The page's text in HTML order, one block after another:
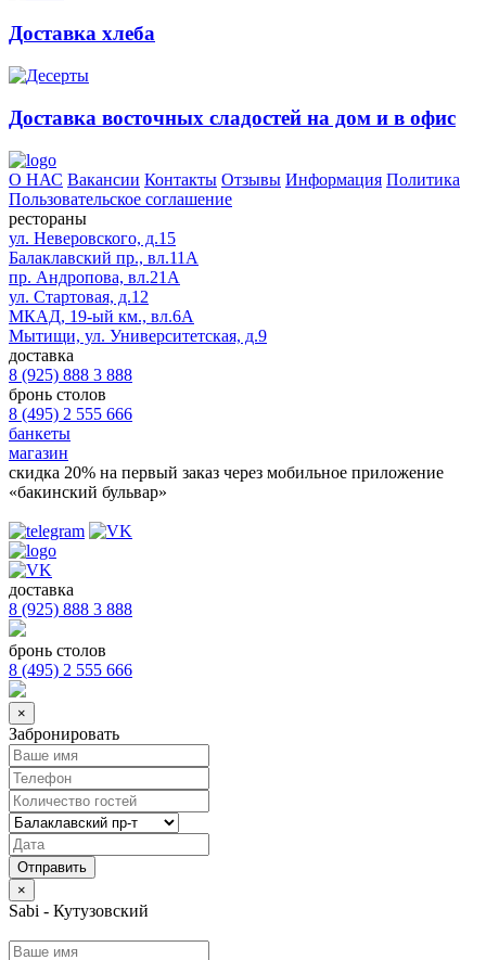
Доставка хлеба
Доставка восточных сладостей на дом и в офис
О НАС Вакансии Контакты Отзывы Информация Политика
Пользовательское соглашение
рестораны
ул. Неверовского, д.15
Балаклавский пр., вл.11А
пр. Андропова, вл.21А
ул. Стартовая, д.12
МКАД, 19-ый км., вл.6А
Мытищи, ул. Университетская, д.9
доставка
8 (925) 888 3 888
бронь столов
8 (495) 2 555 666
банкеты
магазин
скидка 20% на первый заказ через мобильное приложение
«бакинский бульвар»
доставка
8 (925) 888 3 888
бронь столов
8 (495) 2 555 666
×
Забронировать
×
Sabi - Кутузовский